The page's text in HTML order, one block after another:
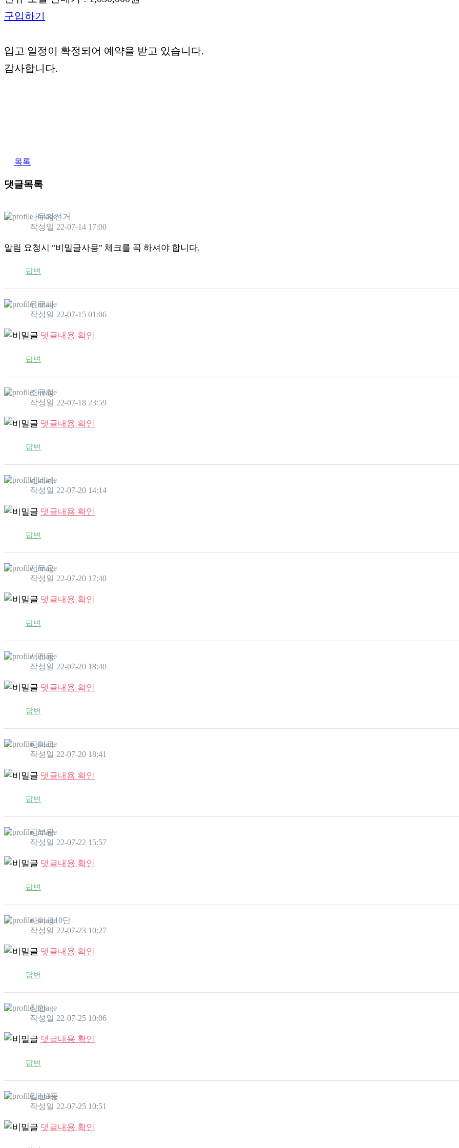
구입하기
입고 일정이 확정되어 예약을 받고 있습니다.
감사합니다.
목록
댓글목록
나무자전거
작성일 22-07-14 17:00
알림 요청시 "비밀글사용" 체크를 꼭 하셔야 합니다.
답변
유로파
작성일 22-07-15 01:06
댓글내용 확인
답변
조규철
작성일 22-07-18 23:59
댓글내용 확인
답변
네네네
작성일 22-07-20 14:14
댓글내용 확인
답변
저두요
작성일 22-07-20 17:40
댓글내용 확인
답변
서진동
작성일 22-07-20 18:40
댓글내용 확인
답변
파이크
작성일 22-07-20 18:41
댓글내용 확인
답변
피부왕
작성일 22-07-22 15:57
댓글내용 확인
답변
파이크10단
작성일 22-07-23 10:27
댓글내용 확인
답변
창안
작성일 22-07-25 10:06
댓글내용 확인
답변
일산3동
작성일 22-07-25 10:51
댓글내용 확인